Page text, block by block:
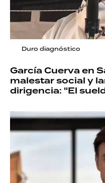
Duro diagnóstico
García Cuerva en
malestar social y
dirigencia: "El